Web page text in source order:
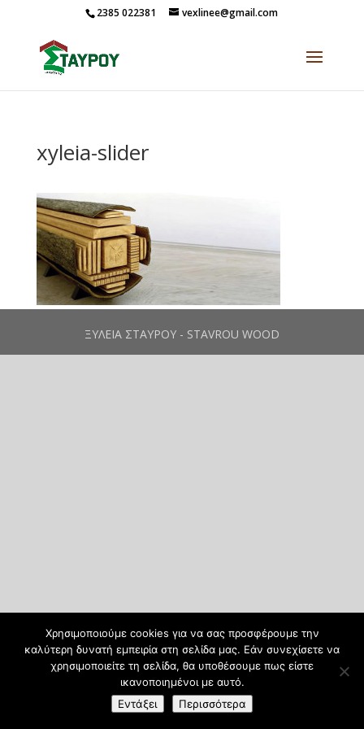
2385 022381 vexlinee@gmail.com
xyleia-slider
ΞΥΛΕΙΑ ΣΤΑΥΡΟΥ - STAVROU WOOD
Χρησιμοποιούμε cookies για να σας προσφέρουμε την
καλύτερη δυνατή εμπειρία στη σελίδα μας. Εάν συνεχίσετε να
χρησιμοποιείτε τη σελίδα, θα υποθέσουμε πως είστε
ικανοποιημένοι με αυτό.
Εντάξει
Περισσότερα